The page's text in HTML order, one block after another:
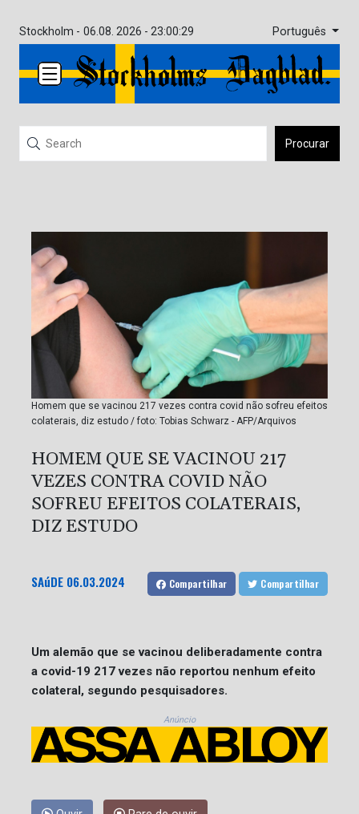
Stockholm - 06.08. 2026 - 23:00:29 Português
Procurar
Homem que se vacinou 217 vezes contra covid não sofreu efeitos
colaterais, diz estudo / foto: Tobias Schwarz - AFP/Arquivos
HOMEM QUE SE VACINOU 217
VEZES CONTRA COVID NÃO
SOFREU EFEITOS COLATERAIS,
DIZ ESTUDO
SAúDE 06.03.2024 Compartilhar Compartilhar
Um alemão que se vacinou deliberadamente contra
a covid-19 217 vezes não reportou nenhum efeito
colateral, segundo pesquisadores.
Anúncio